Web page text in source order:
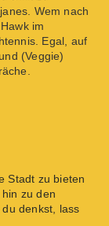
Wem nach
im
Egal, auf
(Veggie)
Stadt zu bieten
hin zu den
denkst, lass